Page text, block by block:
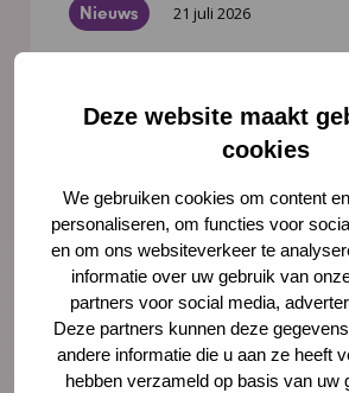
Deze website maakt
cookies
We gebruiken cookies om content
personaliseren, om functies voor
en om ons websiteverkeer te
informatie over uw gebruik van
partners voor social media,
Deze partners kunnen deze
andere informatie die u aan ze heeft
hebben verzameld op basis van uw
Nieuws 21 juli 2026
richtlijnen gepubliceerd
richtlijn Kindermishandeling en
JGZ-richtlijn Mondzorg in juli
zes JGZ-richtlijnen
zetten we ze op een rij en
vooruit op de publicaties die tot
worden verwacht.